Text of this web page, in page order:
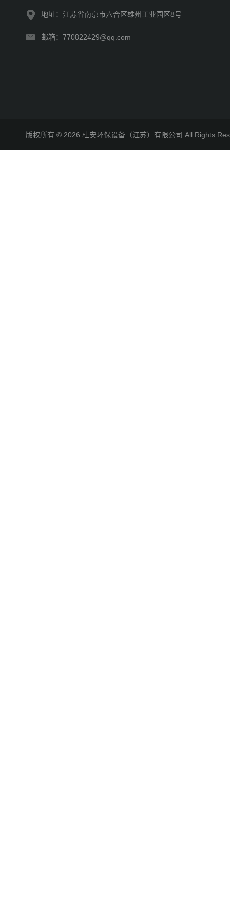
地址：江苏省南京市六合区雄州工业园区8号
邮箱：770822429@qq.com
版权所有 © 2026 杜安环保设备（江苏）有限公司 All Rights